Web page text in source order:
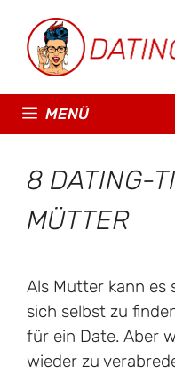
Inhalt
springen
MENÜ
8 DATING-
MÜTTER
Als Mutter kann es
sich selbst zu
für ein Date. Aber
wieder zu